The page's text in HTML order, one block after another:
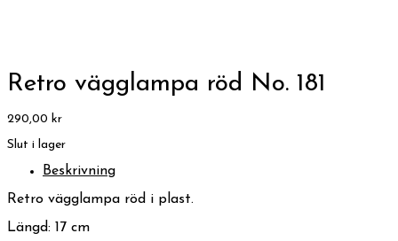
Retro vägglampa röd No. 181
290,00 kr
Slut i lager
Beskrivning
Retro vägglampa röd i plast.
Längd: 17 cm